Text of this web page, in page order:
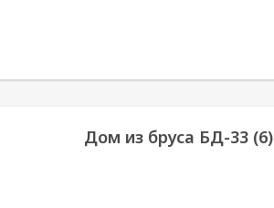
Дом из бруса БД-33 (6)